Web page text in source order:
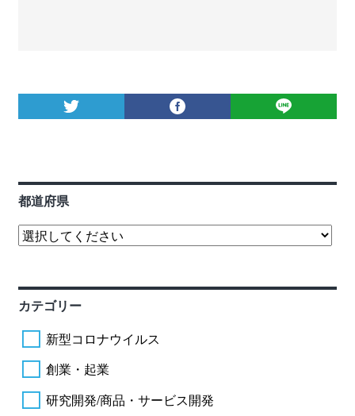
都道府県
カテゴリー
新型コロナウイルス
創業・起業
研究開発/商品・サービス開発